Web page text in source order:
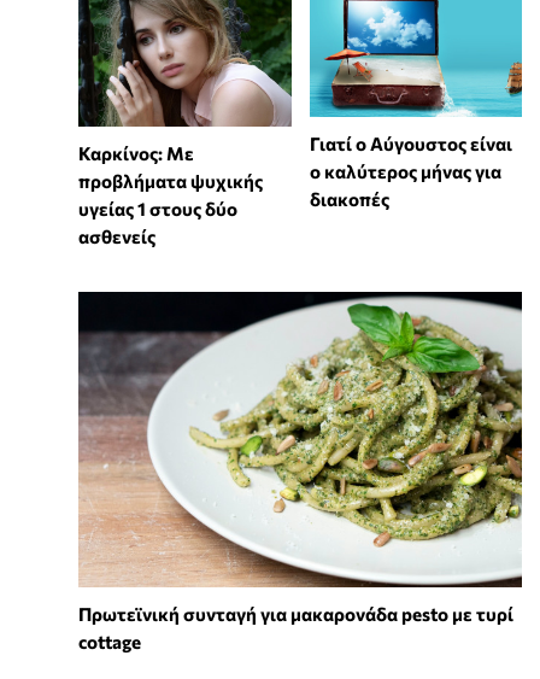
Καρκίνος: Με
προβλήματα ψυχικής
υγείας 1 στους δύο
ασθενείς
Γιατί ο Αύγουστος είναι
ο καλύτερος μήνας για
διακοπές
Πρωτεϊνική συνταγή για μακαρονάδα pesto με τυρί
cottage